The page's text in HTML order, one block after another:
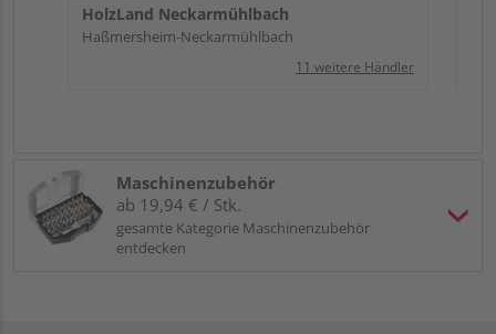
HolzLand Neckarmühlbach
Haßmersheim-Neckarmühlbach
11 weitere Händler
Maschinenzubehör
ab 19,94 € / Stk.
gesamte Kategorie Maschinenzubehör
entdecken